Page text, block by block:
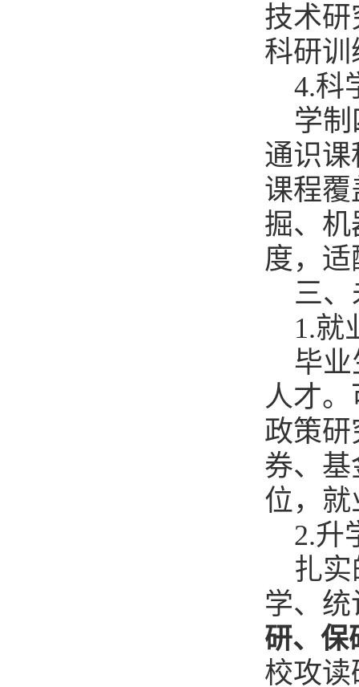
技术
科研
4.科
学
通识
课程
掘、
度，
三
1.就
毕
人才
政策
券、
位，
2.升
扎
学、
研、保
校攻